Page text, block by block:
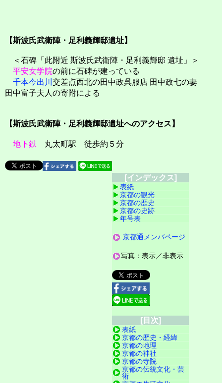
【斯波氏武衛陣・足利義輝邸遺址】
＜石碑「此附近 斯波氏武衛陣・足利義輝邸 遺址」＞
平安女学院の前に石碑が建っている
千本今出川 交差点西北の田中政呉服店 田中政七の妻
田中富子夫人の寄附による
【斯波氏武衛陣・足利義輝邸遺址へのアクセス】
地下鉄 丸太町駅 徒歩約５分
[インデックス]
表紙
京都の観光
京都の歴史
京都の史跡
年号表
京都通メンバページ
写真：表示／非表示
[目次]
表紙
京都の歴史・経緯
京都の地理
京都の神社
京都の寺院
京都の伝統文化・芸
術